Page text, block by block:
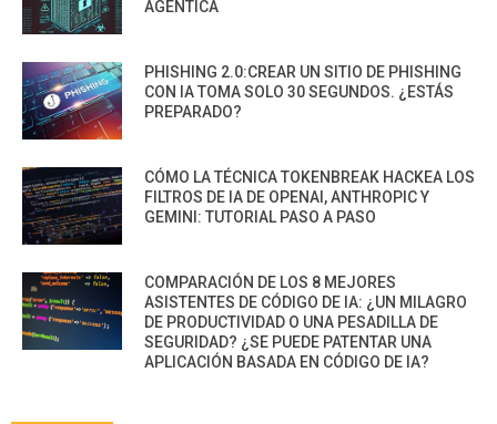
AGÉNTICA
PHISHING 2.0:CREAR UN SITIO DE PHISHING
CON IA TOMA SOLO 30 SEGUNDOS. ¿ESTÁS
PREPARADO?
CÓMO LA TÉCNICA TOKENBREAK HACKEA LOS
FILTROS DE IA DE OPENAI, ANTHROPIC Y
GEMINI: TUTORIAL PASO A PASO
COMPARACIÓN DE LOS 8 MEJORES
ASISTENTES DE CÓDIGO DE IA: ¿UN MILAGRO
DE PRODUCTIVIDAD O UNA PESADILLA DE
SEGURIDAD? ¿SE PUEDE PATENTAR UNA
APLICACIÓN BASADA EN CÓDIGO DE IA?